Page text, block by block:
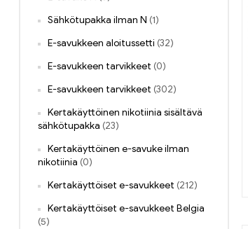
Sähkötupakka ilman N (1)
E-savukkeen aloitussetti (32)
E-savukkeen tarvikkeet (0)
E-savukkeen tarvikkeet (302)
Kertakäyttöinen nikotiinia sisältävä
sähkötupakka (23)
Kertakäyttöinen e-savuke ilman
nikotiinia (0)
Kertakäyttöiset e-savukkeet (212)
Kertakäyttöiset e-savukkeet Belgia
(5)